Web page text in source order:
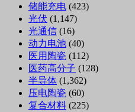
储能充电 (423)
光伏 (1,147)
光通信 (16)
动力电池 (40)
医用陶瓷 (112)
医药高分子 (128)
半导体 (1,362)
压电陶瓷 (60)
复合材料 (225)